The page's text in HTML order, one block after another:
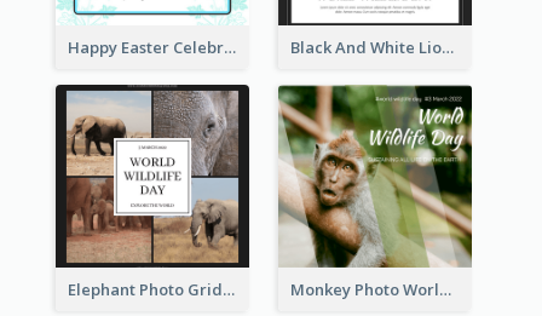
Happy Easter Celebration Instagram Post Black And White Lion World Wildlife Day Instagram Post
Elephant Photo Grid World Wildlife Day Instagram Post Monkey Photo World Wildlife Day Instagram Post